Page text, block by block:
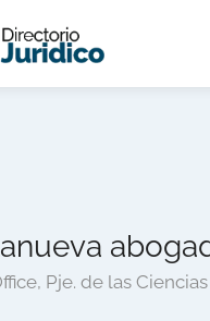
Pje. de las